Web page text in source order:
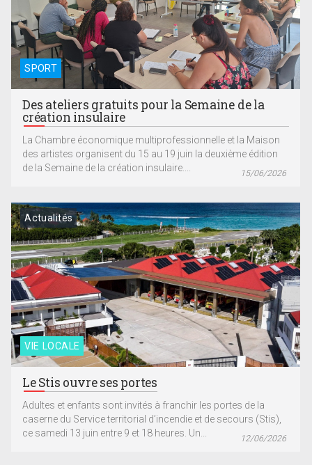
SPORT
Des ateliers gratuits pour la Semaine de la
création insulaire
La Chambre économique multiprofessionnelle et la Maison
des artistes organisent du 15 au 19 juin la deuxième édition
de la Semaine de la création insulaire....
15/06/2026
VIE LOCALE
Actualités
Le Stis ouvre ses portes
Adultes et enfants sont invités à franchir les portes de la
caserne du Service territorial d’incendie et de secours (Stis),
ce samedi 13 juin entre 9 et 18 heures. Un...
12/06/2026